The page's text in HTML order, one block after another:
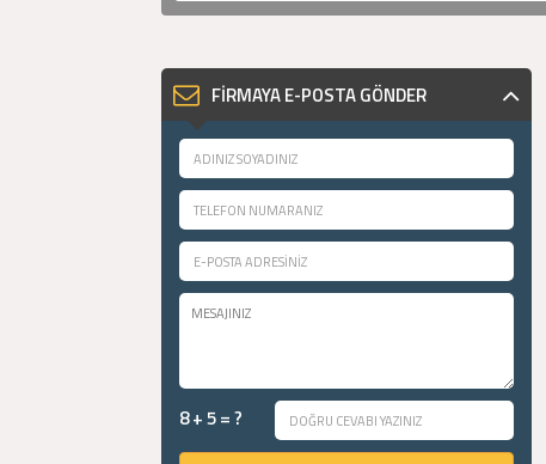
FİRMAYA E-POSTA GÖNDER
8 + 5 = ?